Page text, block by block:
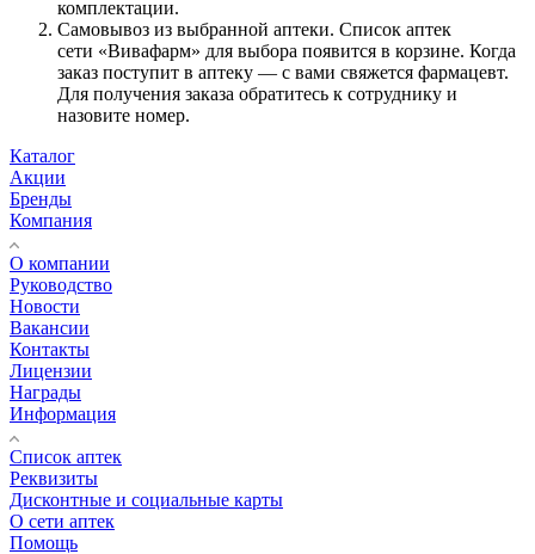
комплектации.
Самовывоз из выбранной аптеки. Список аптек
сети «Вивафарм» для выбора появится в корзине. Когда
заказ поступит в аптеку — с вами свяжется фармацевт.
Для получения заказа обратитесь к сотруднику и
назовите номер.
Каталог
Акции
Бренды
Компания
О компании
Руководство
Новости
Вакансии
Контакты
Лицензии
Награды
Информация
Список аптек
Реквизиты
Дисконтные и социальные карты
О сети аптек
Помощь